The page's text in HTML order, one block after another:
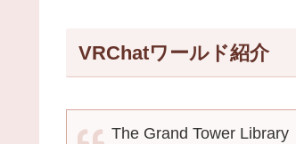
VRChatワールド紹介
The Grand Tower Library